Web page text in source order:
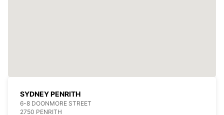
SYDNEY PENRITH
6-8 DOONMORE STREET
2750 PENRITH